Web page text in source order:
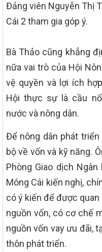
Đảng viên Nguyễn Thị
Cái 2 tham gia góp ý.
Bà Thảo cũng khẳng
nữa vai trò của Hội
vệ quyền và lợi ích
Hội thực sự là cầu
nước và nông dân.
Để nông dân phát
bộ về vốn và kỹ năng.
Phòng Giao dịch
Móng Cái kiến nghị,
có ý kiến để được
nguồn vốn, có cơ chế
nguồn vốn vay ưu đãi,
thôn phát triển.